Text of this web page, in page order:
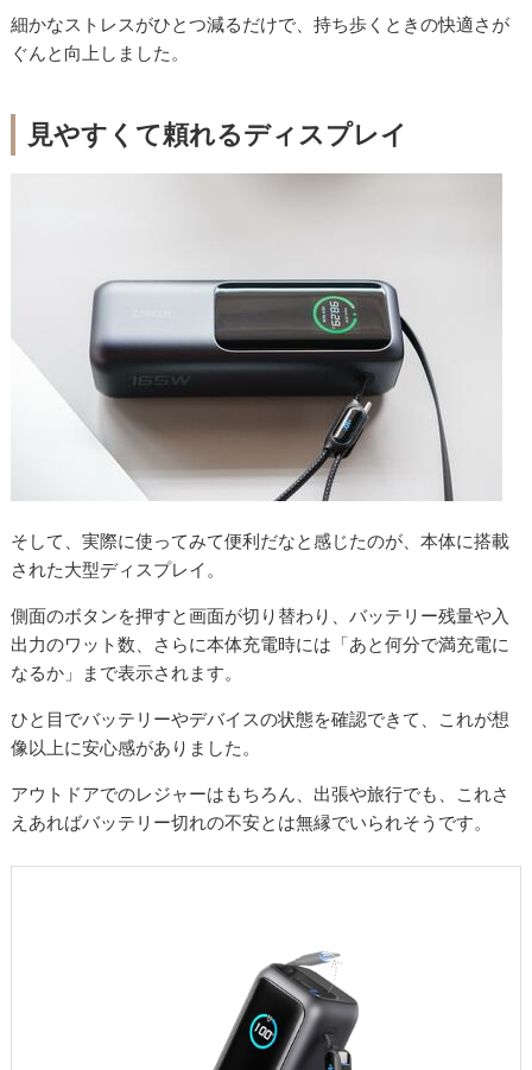
細かなストレスがひとつ減るだけで、持ち歩くときの快適さが
ぐんと向上しました。
見やすくて頼れるディスプレイ
そして、実際に使ってみて便利だなと感じたのが、本体に搭載
された大型ディスプレイ。
側面のボタンを押すと画面が切り替わり、バッテリー残量や入
出力のワット数、さらに本体充電時には「あと何分で満充電に
なるか」まで表示されます。
ひと目でバッテリーやデバイスの状態を確認できて、これが想
像以上に安心感がありました。
アウトドアでのレジャーはもちろん、出張や旅行でも、これさ
えあればバッテリー切れの不安とは無縁でいられそうです。